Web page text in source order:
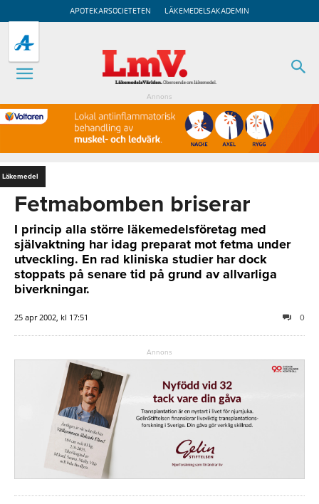
APOTEKARSOCIETETEN LÄKEMEDELSAKADEMIN
Annons
Läkemedel
Fetmabomben briserar
I princip alla större läkemedelsföretag med
självaktning har idag preparat mot fetma under
utveckling. En rad kliniska studier har dock
stoppats på senare tid på grund av allvarliga
biverkningar.
25 apr 2002, kl 17:51 0
Annons